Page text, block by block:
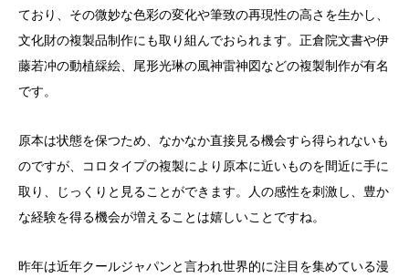
ており、その微妙な色彩の変化や筆致の再現性の高さを生かし、
文化財の複製品制作にも取り組んでおられます。正倉院文書や伊
藤若冲の動植綵絵、尾形光琳の風神雷神図などの複製制作が有名
です。
原本は状態を保つため、なかなか直接見る機会すら得られないも
のですが、コロタイプの複製により原本に近いものを間近に手に
取り、じっくりと見ることができます。人の感性を刺激し、豊か
な経験を得る機会が増えることは嬉しいことですね。
昨年は近年クールジャパンと言われ世界的に注目を集めている漫